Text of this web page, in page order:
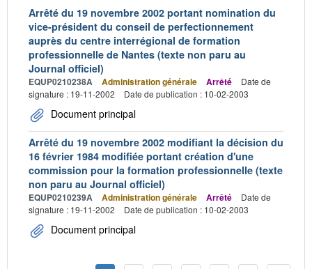
Arrêté du 19 novembre 2002 portant nomination du
vice-président du conseil de perfectionnement
auprès du centre interrégional de formation
professionnelle de Nantes (texte non paru au
Journal officiel)
EQUP0210238A Administration générale Arrêté
Date de
signature : 19-11-2002
Date de publication : 10-02-2003
Document principal
Arrêté du 19 novembre 2002 modifiant la décision du
16 février 1984 modifiée portant création d'une
commission pour la formation professionnelle (texte
non paru au Journal officiel)
EQUP0210239A Administration générale Arrêté
Date de
signature : 19-11-2002
Date de publication : 10-02-2003
Document principal